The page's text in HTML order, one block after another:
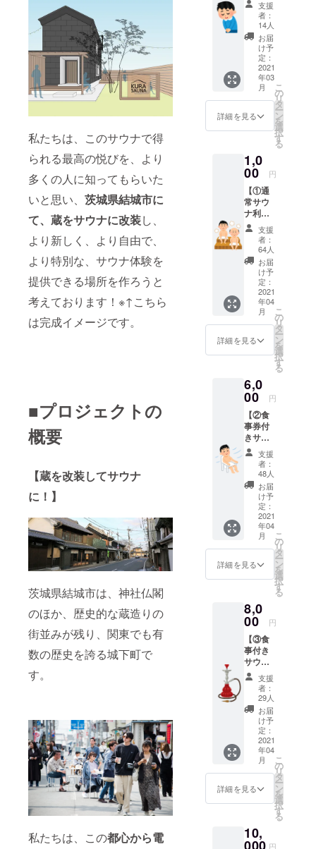
私たちは、このサウナで得
られる最高の悦びを、より
多くの人に知ってもらいた
いと思い、 茨城県結城市に
て、 蔵をサウナに改装し、
より新しく、より自由で、
より特別な、サウナ体験を
提供できる場所を作ろうと
考えております！※↑こちら
は完成イメージです。
■プロジェクトの
概要
【蔵を改装してサウナ
に！】
茨城県結城市は、神社仏閣
のほか、歴史的な蔵造りの
街並みが残り、関東でも有
数の歴史を誇る城下町で
す。
私たちは、この都心から電
我々よ
りお礼
のメッ
セージ
をさせ
ていた
だきま
す。 ・
お礼の
メッ
セージ
※CAMP
プロ
ジェク
トの
メッ
セージ
欄にて
お届け
いたし
ます。
※メッ
セージ
は、本
プロ
ジェク
ト開始
後から
３月下
たしま
す。
支援
者：
14人
お届
け予
定：
2021
年03
月
詳細を見る
こ
の
リ
タ
ー
ン
を
選
択
す
る
1,0
00 円
【①通
常サウ
ナ利用
チケッ
ト（1
枚）】
通常営
業日
（主に
平日）
に利用
可能な
サウナ
利用券
です。
（通常
りもお
得にお
買い求
めいた
だけま
す！）
・サウ
ナ利用
効期
限：２
０２１
年４
月〜２
０２２
年４月
※１枚に
ション
限り有
効で
す。 ※
完全予
約制と
なりま
すの
で、事
前に予
約が必
要で
す。 ※
予約方
法につ
いて
は、
てご案
内いた
支援
者：
64人
お届
け予
定：
2021
年04
月
詳細を見る
こ
の
リ
タ
ー
ン
を
選
択
す
る
6,0
00 円
【②食
事券付
きサウ
ナ貸切
チケッ
ト（1
枚）】
サウナ
を貸切
で利用
でき、
さら
に、地
元結城
市の名
店との
レー
ション
サウナ
飯1食
(日替わ
り)が付
いたチ
ケット
です！
・サウ
ナ貸切
券 ・サ
ウナ飯
※有効期
限：２
０２１
年４
※１枚に
つき１
支援
者：
48人
お届
け予
定：
2021
年04
月
詳細を見る
こ
の
リ
タ
ー
ン
を
選
択
す
る
8,0
00 円
【③食
事付き
サウナ
貸切＆
シー
シャチ
ケット
枚）】
サウナ
を貸切
で利用
でき、
さらに
「地元
結城市
とのコ
ラボ
支援
者：
29人
お届
け予
定：
2021
年04
月
詳細を見る
こ
の
リ
タ
ー
ン
を
選
択
す
る
10,
円